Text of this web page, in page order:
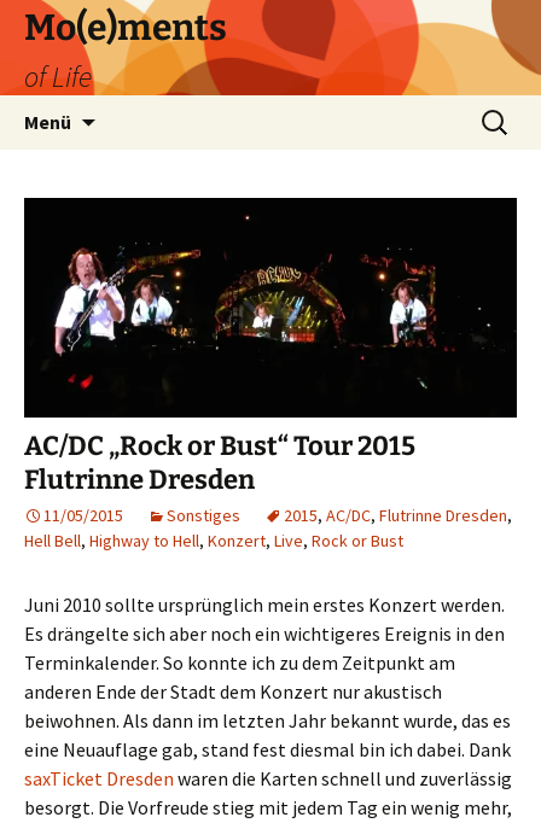
Zum
Inhalt
springen
Mo(e)ments
of Life
Menü
Suchen
nach:
AC/DC „Rock or Bust“ Tour 2015
Flutrinne Dresden
11/05/2015 Sonstiges 2015, AC/DC, Flutrinne Dresden,
Hell Bell, Highway to Hell, Konzert, Live, Rock or Bust
Juni 2010 sollte ursprünglich mein erstes Konzert werden.
Es drängelte sich aber noch ein wichtigeres Ereignis in den
Terminkalender. So konnte ich zu dem Zeitpunkt am
anderen Ende der Stadt dem Konzert nur akustisch
beiwohnen. Als dann im letzten Jahr bekannt wurde, das es
eine Neuauflage gab, stand fest diesmal bin ich dabei. Dank
saxTicket Dresden waren die Karten schnell und zuverlässig
besorgt. Die Vorfreude stieg mit jedem Tag ein wenig mehr,